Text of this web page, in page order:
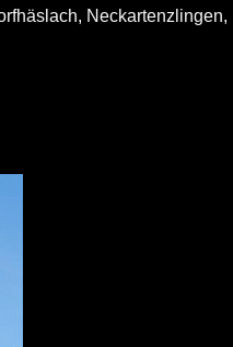
, Neckartenzlingen,